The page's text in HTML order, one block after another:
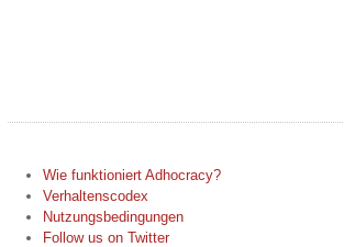
Wie funktioniert Adhocracy?
Verhaltenscodex
Nutzungsbedingungen
Follow us on Twitter